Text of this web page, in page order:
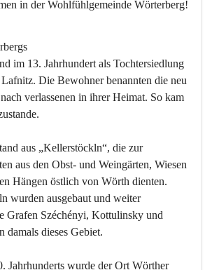
in der Wohlfühlgemeinde Wörterberg!
im 13. Jahrhundert als Tochtersiedlung
Die Bewohner benannten die neu
verlassenen in ihrer Heimat. So kam
aus „Kellerstöckln“, die zur
aus den Obst- und Weingärten, Wiesen
Hängen östlich von Wörth dienten.
wurden ausgebaut und weiter
Grafen Széchényi, Kottulinsky und
damals dieses Gebiet.
Jahrhunderts wurde der Ort Wörther